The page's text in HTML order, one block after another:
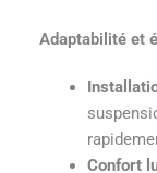
Adaptabilité et
Confort